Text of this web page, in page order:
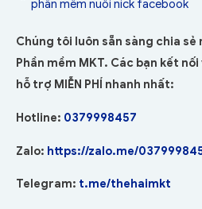
phần mềm nuôi nick facebook
Chúng tôi luôn sẵn sàng chia
Phần mềm MKT. Các bạn kết
hỗ trợ MIỄN PHÍ nhanh nhất:
Hotline: 0379998457
Zalo: https://zalo.me/
Telegram: t.me/thehaimkt